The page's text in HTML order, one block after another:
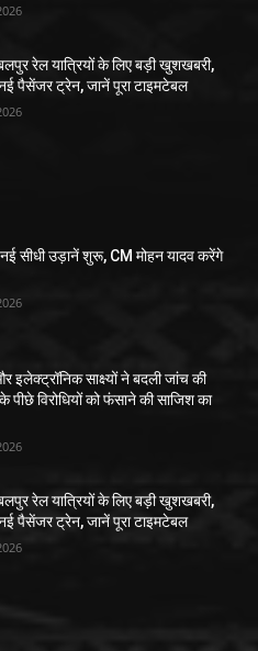
रेल यात्रियों के लिए बड़ी खुशखबरी,
पैसेंजर ट्रेन, जानें पूरा टाइमटेबल
सीधी उड़ानें शुरू, CM मोहन यादव करेंगे
इलेक्ट्रॉनिक साक्ष्यों ने बदली जांच की
के पीछे विरोधियों को फंसाने की साजिश का
रेल यात्रियों के लिए बड़ी खुशखबरी,
पैसेंजर ट्रेन, जानें पूरा टाइमटेबल